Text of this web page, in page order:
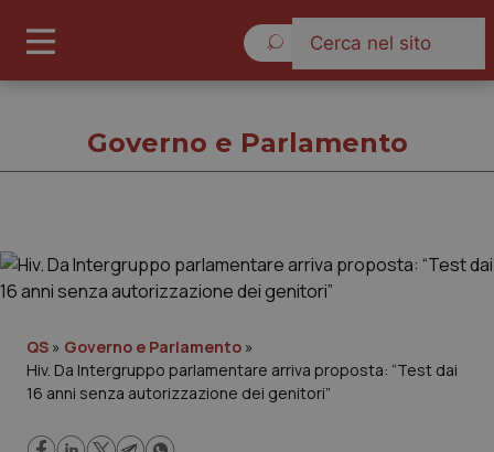
Governo e Parlamento
Regioni e Asl
Governo e Parlamento
QS » Governo e Parlamento »
Hiv. Da Intergruppo parlamentare arriva proposta: “Test dai
16 anni senza autorizzazione dei genitori”